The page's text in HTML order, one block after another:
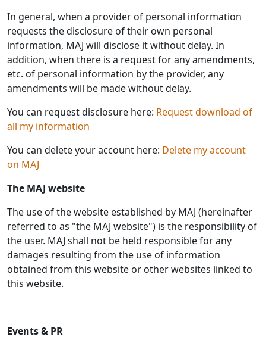
In general, when a provider of personal information
requests the disclosure of their own personal
information, MAJ will disclose it without delay. In
addition, when there is a request for any amendments,
etc. of personal information by the provider, any
amendments will be made without delay.
You can request disclosure here: Request download of
all my information
You can delete your account here: Delete my account
on MAJ
The MAJ website
The use of the website established by MAJ (hereinafter
referred to as "the MAJ website") is the responsibility of
the user. MAJ shall not be held responsible for any
damages resulting from the use of information
obtained from this website or other websites linked to
this website.
Events & PR